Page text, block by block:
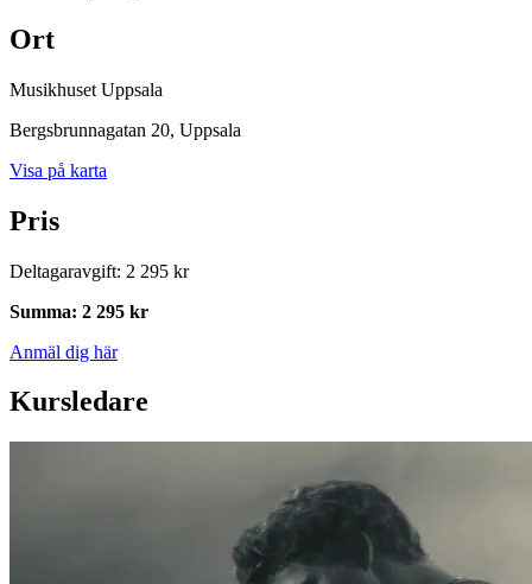
Ort
Musikhuset Uppsala
Bergsbrunnagatan 20, Uppsala
Visa på karta
Pris
Deltagaravgift: 2 295 kr
Summa: 2 295 kr
Anmäl dig här
Kursledare